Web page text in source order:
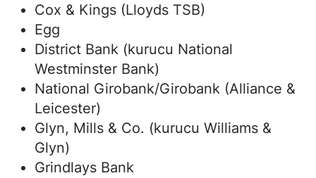
Cox & Kings (Lloyds TSB)
Egg
District Bank (kurucu National
Westminster Bank)
National Girobank/Girobank (Alliance &
Leicester)
Glyn, Mills & Co. (kurucu Williams &
Glyn)
Grindlays Bank